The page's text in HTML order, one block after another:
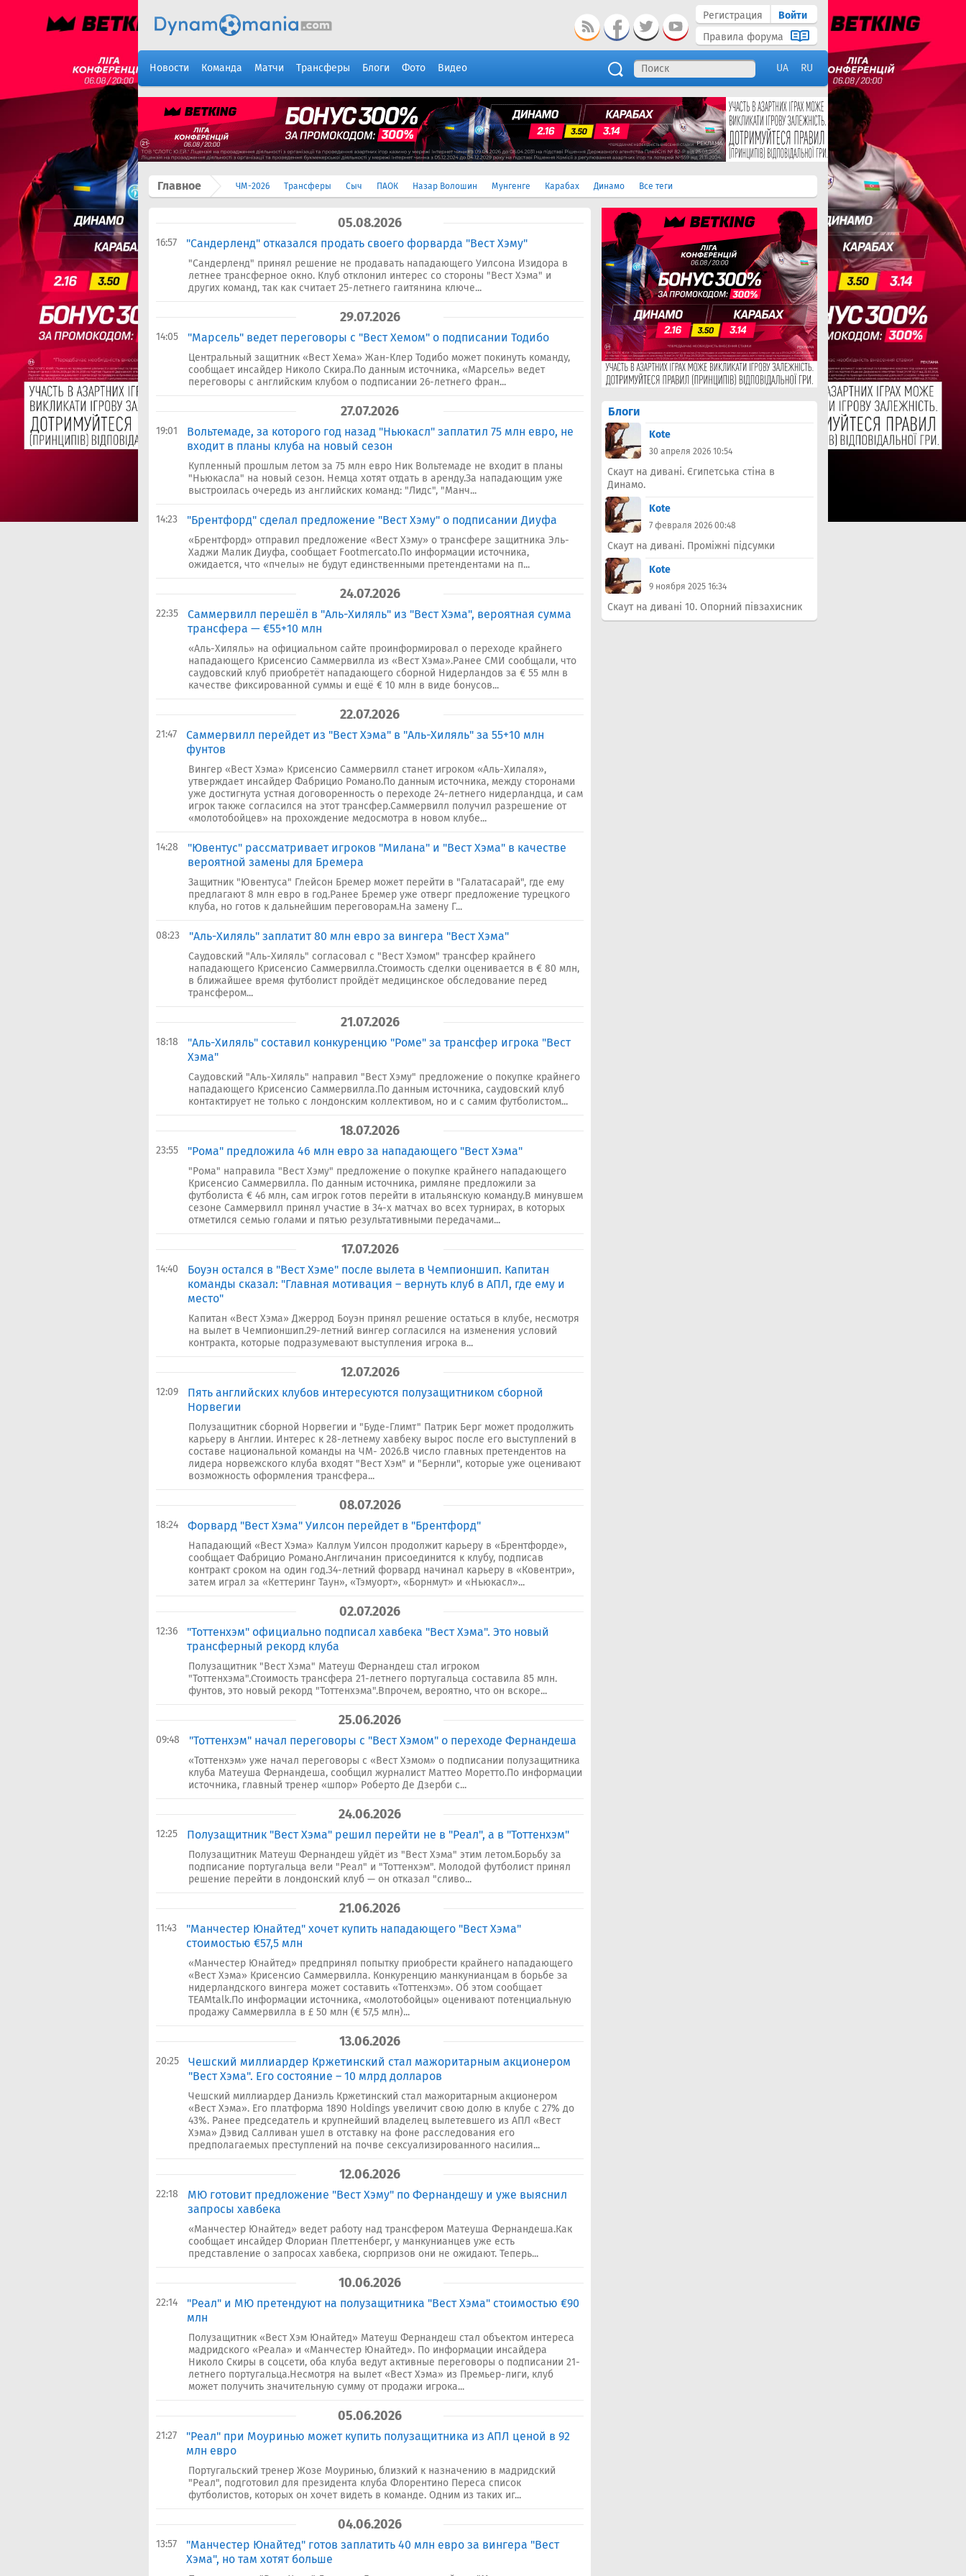
Регистрация
Войти
Правила форума
Новости Команда Матчи Трансферы Блоги Фото Видео UA RU
Главное ЧМ-2026 Трансферы Сыч ПАОК Назар Волошин Мунгенге Карабах Динамо Все теги
05.08.2026
16:57 "Сандерленд" отказался продать своего форварда "Вест Хэму"
"Сандерленд" принял решение не продавать нападающего Уилсона Изидора в
летнее трансферное окно. Клуб отклонил интерес со стороны "Вест Хэма" и
других команд, так как считает 25-летнего гаитянина ключе...
29.07.2026
14:05 "Марсель" ведет переговоры с "Вест Хемом" о подписании Тодибо
Центральный защитник «Вест Хема» Жан-Клер Тодибо может покинуть команду,
сообщает инсайдер Николо Скира.По данным источника, «Марсель» ведет
переговоры с английским клубом о подписании 26-летнего фран...
27.07.2026
19:01
Вольтемаде, за которого год назад "Ньюкасл" заплатил 75 млн евро, не
входит в планы клуба на новый сезон
Купленный прошлым летом за 75 млн евро Ник Вольтемаде не входит в планы
"Ньюкасла" на новый сезон. Немца хотят отдать в аренду.За нападающим уже
выстроилась очередь из английских команд: "Лидс", "Манч...
14:23 "Брентфорд" сделал предложение "Вест Хэму" о подписании Диуфа
«Брентфорд» отправил предложение «Вест Хэму» о трансфере защитника Эль-
Хаджи Малик Диуфа, сообщает Footmercato.По информации источника,
ожидается, что «пчелы» не будут единственными претендентами на п...
24.07.2026
22:35
Саммервилл перешёл в "Аль-Хиляль" из "Вест Хэма", вероятная сумма
трансфера — €55+10 млн
«Аль-Хиляль» на официальном сайте проинформировал о переходе крайнего
нападающего Крисенсио Саммервилла из «Вест Хэма».Ранее СМИ сообщали, что
саудовский клуб приобретёт нападающего сборной Нидерландов за € 55 млн в
качестве фиксированной суммы и ещё € 10 млн в виде бонусов...
22.07.2026
21:47
Саммервилл перейдет из "Вест Хэма" в "Аль-Хиляль" за 55+10 млн
фунтов
Вингер «Вест Хэма» Крисенсио Саммервилл станет игроком «Аль-Хилаля»,
утверждает инсайдер Фабрицио Романо.По данным источника, между сторонами
уже достигнута устная договоренность о переходе 24-летнего нидерландца, и сам
игрок также согласился на этот трансфер.Саммервилл получил разрешение от
«молотобойцев» на прохождение медосмотра в новом клубе...
14:28
"Ювентус" рассматривает игроков "Милана" и "Вест Хэма" в качестве
вероятной замены для Бремера
Защитник "Ювентуса" Глейсон Бремер может перейти в "Галатасарай", где ему
предлагают 8 млн евро в год.Ранее Бремер уже отверг предложение турецкого
клуба, но готов к дальнейшим переговорам.На замену Г...
08:23 "Аль-Хиляль" заплатит 80 млн евро за вингера "Вест Хэма"
Саудовский "Аль-Хиляль" согласовал с "Вест Хэмом" трансфер крайнего
нападающего Крисенсио Саммервилла.Стоимость сделки оценивается в € 80 млн,
в ближайшее время футболист пройдёт медицинское обследование перед
трансфером...
21.07.2026
18:18
"Аль-Хиляль" составил конкуренцию "Роме" за трансфер игрока "Вест
Хэма"
Саудовский "Аль-Хиляль" направил "Вест Хэму" предложение о покупке крайнего
нападающего Крисенсио Саммервилла.По данным источника, саудовский клуб
контактирует не только с лондонским коллективом, но и с самим футболистом...
18.07.2026
23:55 "Рома" предложила 46 млн евро за нападающего "Вест Хэма"
"Рома" направила "Вест Хэму" предложение о покупке крайнего нападающего
Крисенсио Саммервилла. По данным источника, римляне предложили за
футболиста € 46 млн, сам игрок готов перейти в итальянскую команду.В минувшем
сезоне Саммервилл принял участие в 34-х матчах во всех турнирах, в которых
отметился семью голами и пятью результативными передачами...
17.07.2026
14:40
Боуэн остался в "Вест Хэме" после вылета в Чемпионшип. Капитан
команды сказал: "Главная мотивация – вернуть клуб в АПЛ, где ему и
место"
Капитан «Вест Хэма» Джеррод Боуэн принял решение остаться в клубе, несмотря
на вылет в Чемпионшип.29-летний вингер согласился на изменения условий
контракта, которые подразумевают выступления игрока в...
12.07.2026
12:09
Пять английских клубов интересуются полузащитником сборной
Норвегии
Полузащитник сборной Норвегии и "Буде-Глимт" Патрик Берг может продолжить
карьеру в Англии. Интерес к 28-летнему хавбеку вырос после его выступлений в
составе национальной команды на ЧМ- 2026.В число главных претендентов на
лидера норвежского клуба входят "Вест Хэм" и "Бернли", которые уже оценивают
возможность оформления трансфера...
08.07.2026
18:24 Форвард "Вест Хэма" Уилсон перейдет в "Брентфорд"
Нападающий «Вест Хэма» Каллум Уилсон продолжит карьеру в «Брентфорде»,
сообщает Фабрицио Романо.Англичанин присоединится к клубу, подписав
контракт сроком на один год.34-летний форвард начинал карьеру в «Ковентри»,
затем играл за «Кеттеринг Таун», «Тэмуорт», «Борнмут» и «Ньюкасл»...
02.07.2026
12:36
"Тоттенхэм" официально подписал хавбека "Вест Хэма". Это новый
трансферный рекорд клуба
Полузащитник "Вест Хэма" Матеуш Фернандеш стал игроком
"Тоттенхэма".Стоимость трансфера 21-летнего португальца составила 85 млн.
фунтов, это новый рекорд "Тоттенхэма".Впрочем, вероятно, что он вскоре...
25.06.2026
09:48 "Тоттенхэм" начал переговоры с "Вест Хэмом" о переходе Фернандеша
«Тоттенхэм» уже начал переговоры с «Вест Хэмом» о подписании полузащитника
клуба Матеуша Фернандеша, сообщил журналист Маттео Моретто.По информации
источника, главный тренер «шпор» Роберто Де Дзерби с...
24.06.2026
12:25 Полузащитник "Вест Хэма" решил перейти не в "Реал", а в "Тоттенхэм"
Полузащитник Матеуш Фернандеш уйдёт из "Вест Хэма" этим летом.Борьбу за
подписание португальца вели "Реал" и "Тоттенхэм". Молодой футболист принял
решение перейти в лондонский клуб — он отказал "сливо...
21.06.2026
11:43
"Манчестер Юнайтед" хочет купить нападающего "Вест Хэма"
стоимостью €57,5 млн
«Манчестер Юнайтед» предпринял попытку приобрести крайнего нападающего
«Вест Хэма» Крисенсио Саммервилла. Конкуренцию манкунианцам в борьбе за
нидерландского вингера может составить «Тоттенхэм». Об этом сообщает
TEAMtalk.По информации источника, «молотобойцы» оценивают потенциальную
продажу Саммервилла в £ 50 млн (€ 57,5 млн)...
13.06.2026
20:25
Чешский миллиардер Кржетинский стал мажоритарным акционером
"Вест Хэма". Его состояние – 10 млрд долларов
Чешский миллиардер Даниэль Кржетинский стал мажоритарным акционером
«Вест Хэма». Его платформа 1890 Holdings увеличит свою долю в клубе с 27% до
43%. Ранее председатель и крупнейший владелец вылетевшего из АПЛ «Вест
Хэма» Дэвид Салливан ушел в отставку на фоне расследования его
предполагаемых преступлений на почве сексуализированного насилия...
12.06.2026
22:18
МЮ готовит предложение "Вест Хэму" по Фернандешу и уже выяснил
запросы хавбека
«Манчестер Юнайтед» ведет работу над трансфером Матеуша Фернандеша.Как
сообщает инсайдер Флориан Плеттенберг, у манкунианцев уже есть
представление о запросах хавбека, сюрпризов они не ожидают. Теперь...
10.06.2026
22:14
"Реал" и МЮ претендуют на полузащитника "Вест Хэма" стоимостью €90
млн
Полузащитник «Вест Хэм Юнайтед» Матеуш Фернандеш стал объектом интереса
мадридского «Реала» и «Манчестер Юнайтед». По информации инсайдера
Николо Скиры в соцсети, оба клуба ведут активные переговоры о подписании 21-
летнего португальца.Несмотря на вылет «Вест Хэма» из Премьер-лиги, клуб
может получить значительную сумму от продажи игрока...
05.06.2026
21:27
"Реал" при Моуринью может купить полузащитника из АПЛ ценой в 92
млн евро
Португальский тренер Жозе Моуринью, близкий к назначению в мадридский
"Реал", подготовил для президента клуба Флорентино Переса список
футболистов, которых он хочет видеть в команде. Одним из таких иг...
04.06.2026
13:57
"Манчестер Юнайтед" готов заплатить 40 млн евро за вингера "Вест
Хэма", но там хотят больше
Блоги
Kote
30 апреля 2026 10:54
Скаут на дивані. Єгипетська стіна в
Динамо.
Kote
7 февраля 2026 00:48
Скаут на дивані. Проміжні підсумки
Kote
9 ноября 2025 16:34
Скаут на дивані 10. Опорний півзахисник